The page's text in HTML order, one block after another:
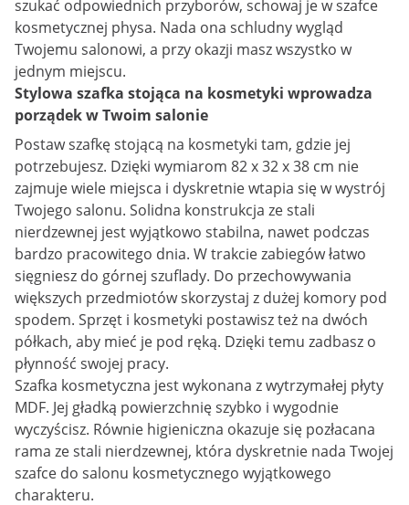
szukać odpowiednich przyborów, schowaj je w szafce
kosmetycznej physa. Nada ona schludny wygląd
Twojemu salonowi, a przy okazji masz wszystko w
jednym miejscu.
Stylowa szafka stojąca na kosmetyki wprowadza
porządek w Twoim salonie
Postaw szafkę stojącą na kosmetyki tam, gdzie jej
potrzebujesz. Dzięki wymiarom 82 x 32 x 38 cm nie
zajmuje wiele miejsca i dyskretnie wtapia się w wystrój
Twojego salonu. Solidna konstrukcja ze stali
nierdzewnej jest wyjątkowo stabilna, nawet podczas
bardzo pracowitego dnia. W trakcie zabiegów łatwo
sięgniesz do górnej szuflady. Do przechowywania
większych przedmiotów skorzystaj z dużej komory pod
spodem. Sprzęt i kosmetyki postawisz też na dwóch
półkach, aby mieć je pod ręką. Dzięki temu zadbasz o
płynność swojej pracy.
Szafka kosmetyczna jest wykonana z wytrzymałej płyty
MDF. Jej gładką powierzchnię szybko i wygodnie
wyczyścisz. Równie higieniczna okazuje się pozłacana
rama ze stali nierdzewnej, która dyskretnie nada Twojej
szafce do salonu kosmetycznego wyjątkowego
charakteru.